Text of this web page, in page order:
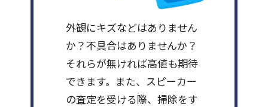
外観にキズなどはありません
か？不具合はありませんか？
それらが無ければ高値も期待
できます。また、スピーカー
の査定を受ける際、掃除をす